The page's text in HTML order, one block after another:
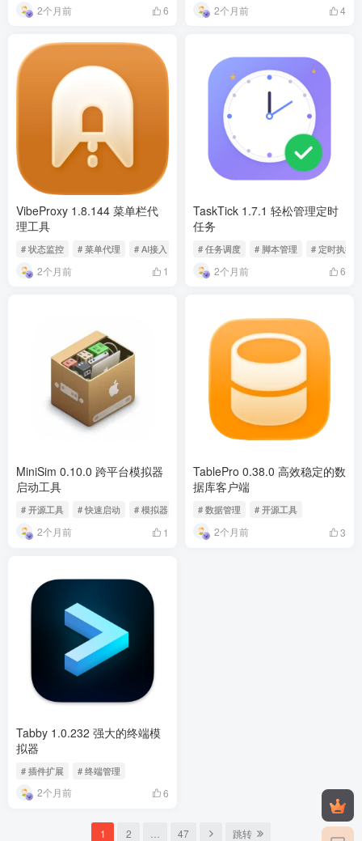
2个月前 6 2个月前 4
VibeProxy 1.8.144 菜单栏代
理工具
# 状态监控 # 菜单代理 # AI接入
2个月前 1
TaskTick 1.7.1 轻松管理定时
任务
# 任务调度 # 脚本管理 # 定时执行
2个月前 6
MiniSim 0.10.0 跨平台模拟器
启动工具
# 开源工具 # 快速启动 # 模拟器
2个月前 1
TablePro 0.38.0 高效稳定的数
据库客户端
# 数据管理 # 开源工具
2个月前 3
Tabby 1.0.232 强大的终端模
拟器
# 插件扩展 # 终端管理
2个月前 6
1 2 47 跳转